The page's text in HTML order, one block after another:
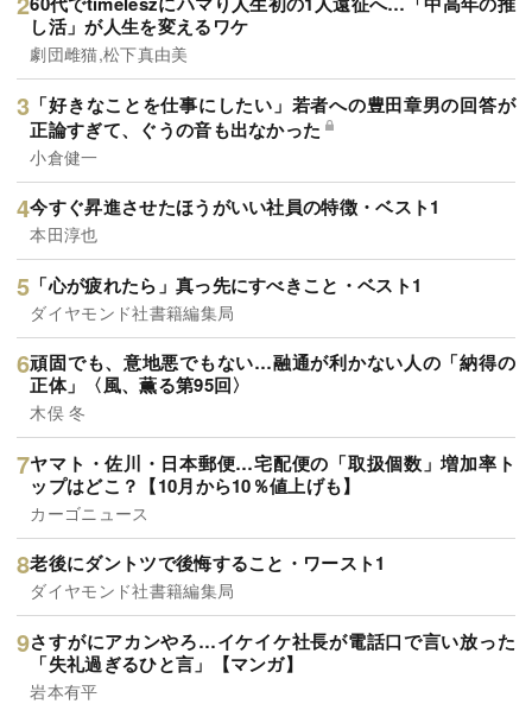
し活」が人生を変えるワケ
劇団雌猫,松下真由美
「好きなことを仕事にしたい」若者への豊田章男の回答が
正論すぎて、ぐうの音も出なかった
小倉健一
今すぐ昇進させたほうがいい社員の特徴・ベスト1
本田淳也
「心が疲れたら」真っ先にすべきこと・ベスト1
ダイヤモンド社書籍編集局
頑固でも、意地悪でもない…融通が利かない人の「納得の
正体」〈風、薫る第95回〉
木俣 冬
ヤマト・佐川・日本郵便…宅配便の「取扱個数」増加率ト
ップはどこ？【10月から10％値上げも】
カーゴニュース
老後にダントツで後悔すること・ワースト1
ダイヤモンド社書籍編集局
さすがにアカンやろ…イケイケ社長が電話口で言い放った
「失礼過ぎるひと言」【マンガ】
岩本有平